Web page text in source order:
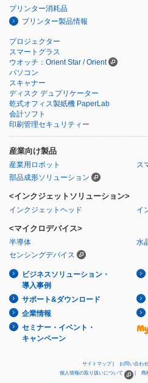
プリンター消耗品
プリンター製品情報
プロジェクター
スマートグラス
ウオッチ：Orient Star / Orient
パソコン
スキャナー
ディスク デュプリケーター
乾式オフィス製紙機 PaperLab
会計ソフト
印刷管理セキュリティー
産業向け製品
産業用ロボット
ス
部品成形ソリューション
<インクジェットソリューション>
インクジェットヘッド イ
<マイクロデバイス>
半導体
水
センシングデバイス
ビジネスソリューション・
導入事例
サポート&ダウンロード
企業情報
セミナー・イベント・
キャンペーン
サイトマップ お問い合わせ
個人情報の取り扱いについて
商